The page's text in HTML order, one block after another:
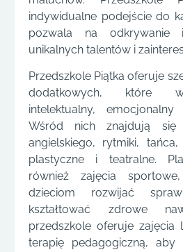
indywidualne podejście do
pozwala na odkrywanie
unikalnych talentów i
Przedszkole Piątka oferuje
dodatkowych, które
intelektualny,
Wśród nich znajdują
angielskiego, rytmiki,
plastyczne i teatralne.
również zajęcia
dzieciom rozwijać
kształtować zdrowe
przedszkole oferuje zajęcia
terapię pedagogiczną,